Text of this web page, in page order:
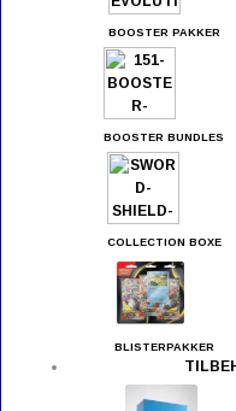
BOOSTER PAKKER
BOOSTER BUNDLES
COLLECTION BOXE
BLISTERPAKKER
Slowbro
Psychic
Uncommon
Enkeltkort :